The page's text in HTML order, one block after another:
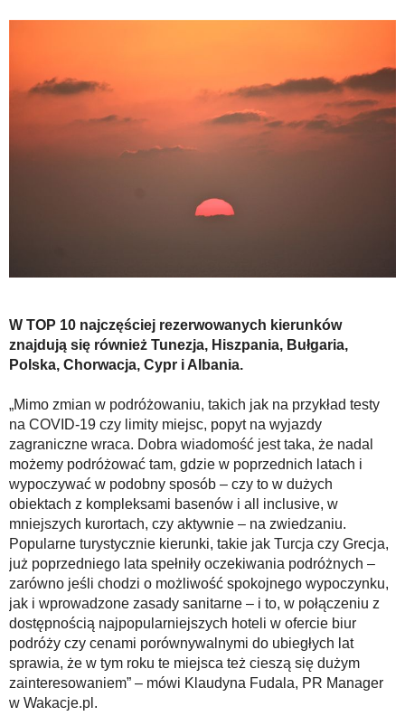
W TOP 10 najczęściej rezerwowanych kierunków
znajdują się również Tunezja, Hiszpania, Bułgaria,
Polska, Chorwacja, Cypr i Albania.
„Mimo zmian w podróżowaniu, takich jak na przykład testy
na COVID-19 czy limity miejsc, popyt na wyjazdy
zagraniczne wraca. Dobra wiadomość jest taka, że nadal
możemy podróżować tam, gdzie w poprzednich latach i
wypoczywać w podobny sposób – czy to w dużych
obiektach z kompleksami basenów i all inclusive, w
mniejszych kurortach, czy aktywnie – na zwiedzaniu.
Popularne turystycznie kierunki, takie jak Turcja czy Grecja,
już poprzedniego lata spełniły oczekiwania podróżnych –
zarówno jeśli chodzi o możliwość spokojnego wypoczynku,
jak i wprowadzone zasady sanitarne – i to, w połączeniu z
dostępnością najpopularniejszych hoteli w ofercie biur
podróży czy cenami porównywalnymi do ubiegłych lat
sprawia, że w tym roku te miejsca też cieszą się dużym
zainteresowaniem” – mówi Klaudyna Fudala, PR Manager
w Wakacje.pl.